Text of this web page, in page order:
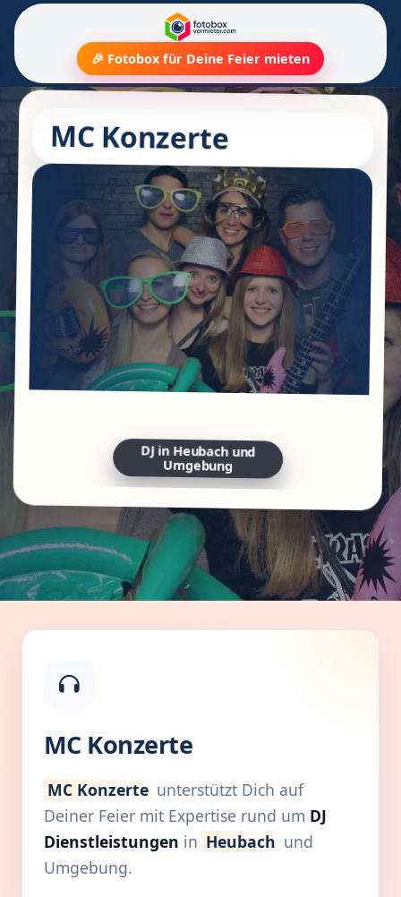
🎉 Fotobox für Deine Feier mieten
MC Konzerte
DJ in Heubach und
Umgebung
MC Konzerte
MC Konzerte unterstützt Dich auf
Deiner Feier mit Expertise rund um DJ
Dienstleistungen in Heubach und
Umgebung.